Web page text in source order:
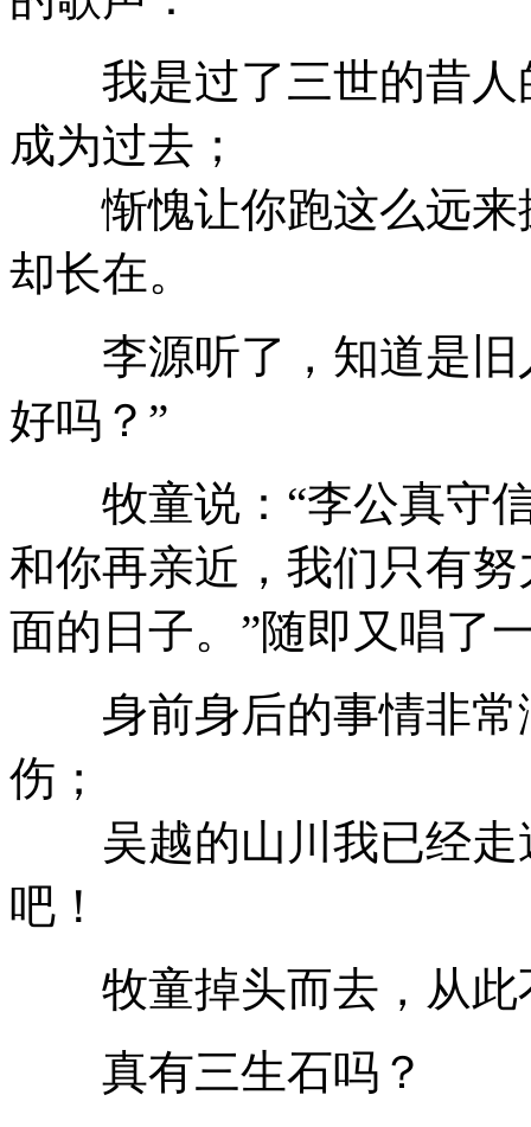
我是过了三世的昔人
成为过去；
惭愧让你跑这么远来
却长在。
李源听了，知道是旧
好吗？”
牧童说：“李公真守信
和你再亲近，我们只有
面的日子。”随即又唱了
身前身后的事情非常
伤；
吴越的山川我已经走
吧！
牧童掉头而去，从此
真有三生石吗？